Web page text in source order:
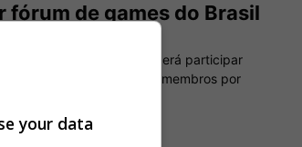
fórum de games do Brasil
vez conectado, você poderá participar
se conectar com outros membros por
your data